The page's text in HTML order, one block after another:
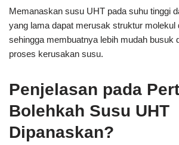
Memanaskan susu UHT pada suhu tinggi
yang lama dapat merusak struktur molekul
sehingga membuatnya lebih mudah busuk
proses kerusakan susu.
Penjelasan pada
Bolehkah Susu UHT
Dipanaskan?